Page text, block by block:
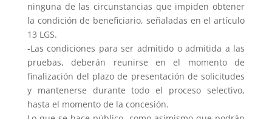
ninguna de las circunstancias que impiden obtener
la condición de beneficiario, señaladas en el artículo
13 LGS.
-Las condiciones para ser admitido o admitida a las
pruebas, deberán reunirse en el momento de
finalización del plazo de presentación de solicitudes
y mantenerse durante todo el proceso selectivo,
hasta el momento de la concesión.